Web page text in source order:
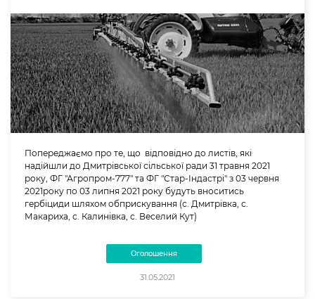
Попереджаємо про те, що відповідно до листів, які
надійшли до Дмитрівської сільської ради 31 травня 2021
року, ФГ "Агропром-777" та ФГ "Стар-Індастрі" з 03 червня
2021року по 03 липня 2021 року будуть вноситись
гербіциди шляхом обприскування (с. Дмитрівка, с.
Макариха, с. Калинівка, с. Веселий Кут)
Оголошення
31.05.2021